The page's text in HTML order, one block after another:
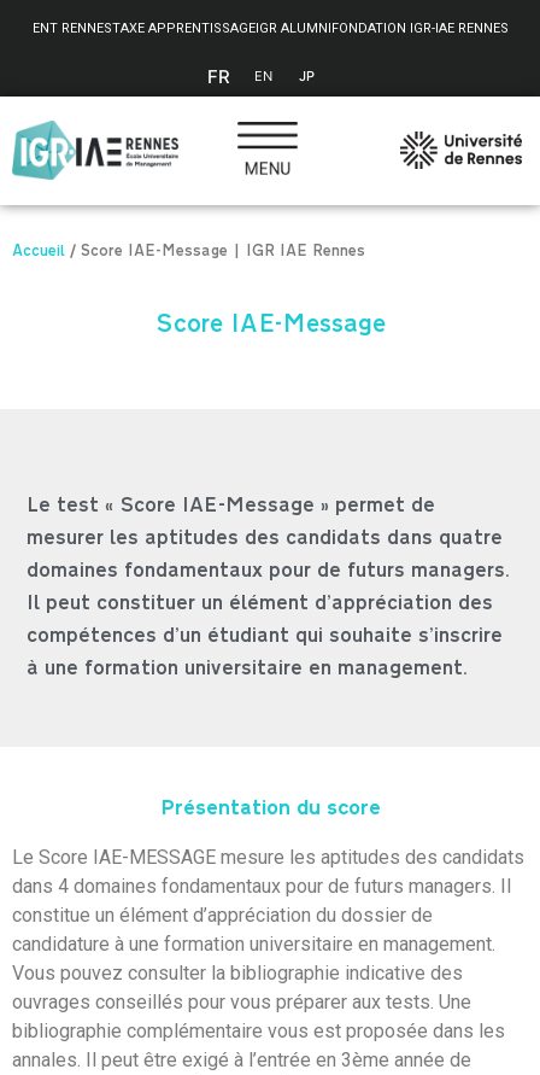
ENT RENNESTAXE APPRENTISSAGEIGR ALUMNIFONDATION IGR-IAE RENNES
FR EN JP
Accueil / Score IAE-Message | IGR IAE Rennes
Score IAE-Message
Le test « Score IAE-Message » permet de
mesurer les aptitudes des candidats dans quatre
domaines fondamentaux pour de futurs managers.
Il peut constituer un élément d’appréciation des
compétences d’un étudiant qui souhaite s’inscrire
à une formation universitaire en management.
Présentation du score
Le Score IAE-MESSAGE mesure les aptitudes des candidats
dans 4 domaines fondamentaux pour de futurs managers. Il
constitue un élément d’appréciation du dossier de
candidature à une formation universitaire en management.
Vous pouvez consulter la bibliographie indicative des
ouvrages conseillés pour vous préparer aux tests. Une
bibliographie complémentaire vous est proposée dans les
annales. Il peut être exigé à l’entrée en 3ème année de